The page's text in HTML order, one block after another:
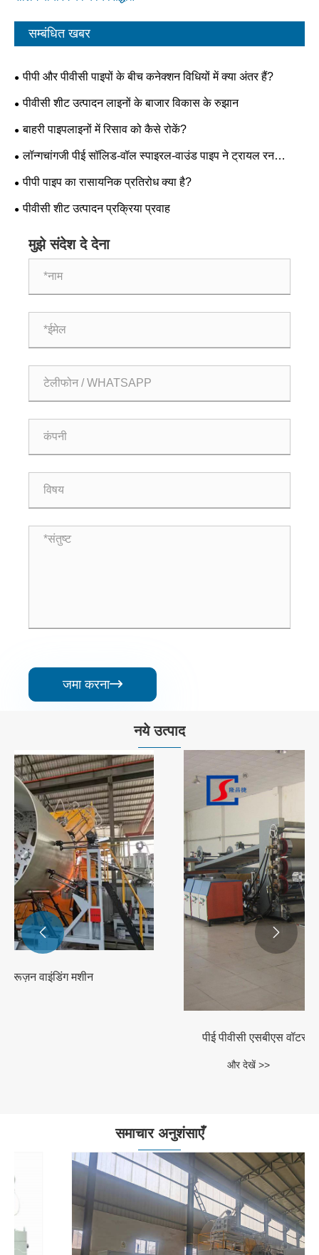
सम्बंधित खबर
पीपी और पीवीसी पाइपों के बीच कनेक्शन विधियों में क्या अंतर हैं?
पीवीसी शीट उत्पादन लाइनों के बाजार विकास के रुझान
बाहरी पाइपलाइनों में रिसाव को कैसे रोकें?
लॉन्गचांगजी पीई सॉलिड-वॉल स्पाइरल-वाउंड पाइप ने ट्रायल रन
सफलतापूर्वक पूरा किया!!!
पीपी पाइप का रासायनिक प्रतिरोध क्या है?
पीवीसी शीट उत्पादन प्रक्रिया प्रवाह
मुझे संदेश दे देना
जमा करना
नये उत्पाद
पीई पीवीसी एसबीएस वॉटरप्रूफ शीट उत्पादन लाइन
 
समाचार अनुशंसाएँ